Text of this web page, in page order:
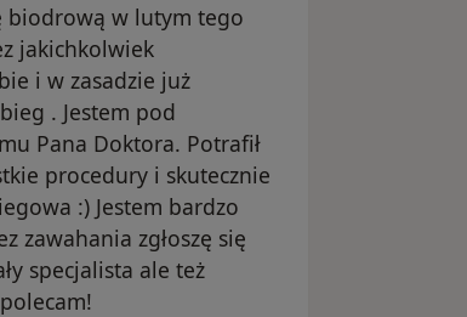
biodrową w lutym tego
jakichkolwiek
i w zasadzie już
. Jestem pod
Pana Doktora. Potrafił
procedury i skutecznie
:) Jestem bardzo
zawahania zgłoszę się
specjalista ale też